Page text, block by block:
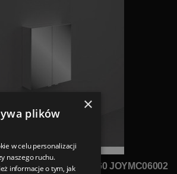
z lustrem 68,2x60 JOYMC06002
×
plików
w celu personalizacji
naszego ruchu.
informacje o tym, jak